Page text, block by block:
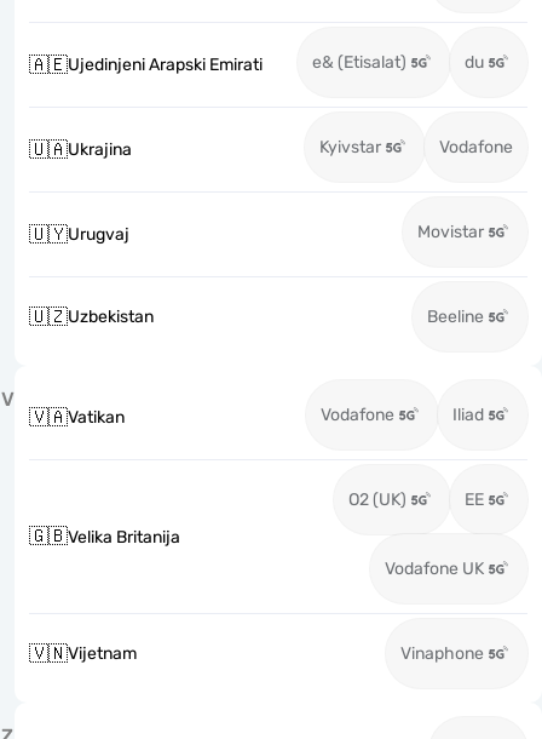
🇦🇪Ujedinjeni Arapski Emirati e& (Etisalat) du
🇺🇦Ukrajina Kyivstar Vodafone
🇺🇾Urugvaj Movistar
🇺🇿Uzbekistan Beeline
V
🇻🇦Vatikan Vodafone Iliad
🇬🇧Velika Britanija
O2 (UK) EE
Vodafone UK
🇻🇳Vijetnam Vinaphone